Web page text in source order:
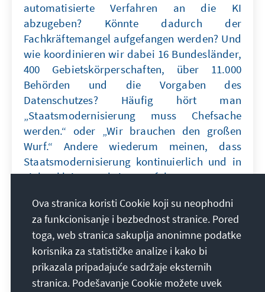
automatisierte Verfahren an die KI
abzugeben? Könnte dadurch der
Fachkräftemangel aufgefangen werden? Und
wie koordinieren wir dabei 16 Bundesländer,
400 Gebietskörperschaften, über 11.000
Behörden und die Vorgaben des
Datenschutzes? Häufig hört man
„Staatsmodernisierung muss Chefsache
werden.“ oder „Wir brauchen den großen
Wurf.“ Andere wiederum meinen, dass
Staatsmodernisierung kontinuierlich und in
vielen kleinen Schritten erfolgen muss. Wer
Führung? Neugierig geworden? Dann hören
Sie gern unsere aktuelle Folge von
#Erststimme, in der unser Kollege Marcel
Schepp mit unserem Fellow Lars
Zimmermann, Mitgründer und Vorstand des
GovTech Campus Deutschland diskutiert.
Ova stranica koristi Cookie koji su neophodni
za funkcionisanje i bezbednost stranice. Pored
toga, web stranica sakuplja anonimne podatke
korisnika za statističke analize i kako bi
prikazala pripadajuće sadržaje eksternih
stranica. Podešavanje Cookie možete uvek